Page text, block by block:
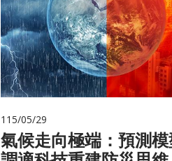
115/05/29
氣候走向極端：預測